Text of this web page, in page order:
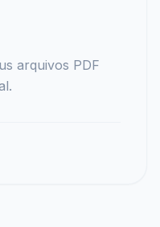
arquivos PDF